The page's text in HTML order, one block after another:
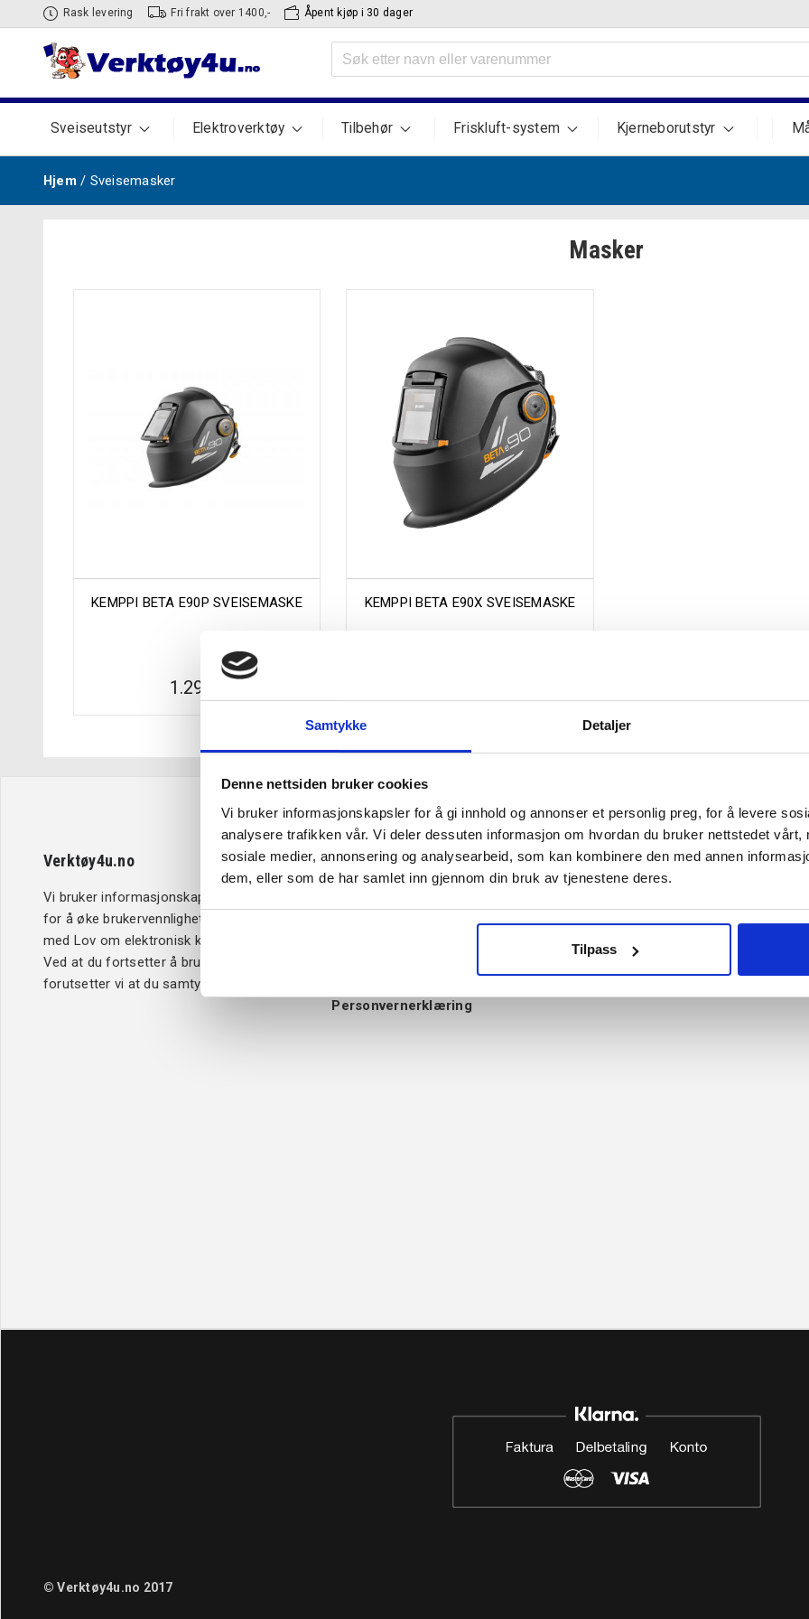
Samtykke Detaljer
Denne nettsiden bruker cookies
Vi bruker informasjonskapsler for å gi innhold og annonser et personlig preg, for å levere
analysere trafikken vår. Vi deler dessuten informasjon om hvordan du bruker nettstedet vårt,
sosiale medier, annonsering og analysearbeid, som kan kombinere den med annen
dem, eller som de har samlet inn gjennom din bruk av tjenestene deres.
Tilpass
til
innhold
Rask levering Fri frakt over 1400,- Åpent kjøp i 30 dager
Søk
etter:
Sveiseutstyr Elektroverktøy Tilbehør Friskluft-system Kjerneborutstyr
Hjem / Sveisemasker
Masker
KEMPPI BETA E90P SVEISEMASKE
1.290
KEMPPI BETA E90X SVEISEMASKE
Verktøy4u.no
Vi bruker informasjonskapsler (cookies)
for å øke brukervennligheten i samsvar
med Lov om elektronisk kommunikasjon.
Ved at du fortsetter å bruke Verktøy4u.no,
forutsetter vi at du samtykker til dette.
Kundeservice
Personvernerklæring
Informasjon
Min konto
© Verktøy4u.no 2017